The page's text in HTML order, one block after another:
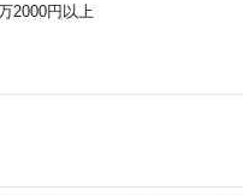
2000円以上